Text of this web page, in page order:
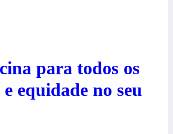
para todos os
equidade no seu